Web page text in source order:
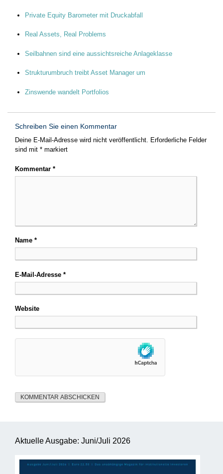
Private Equity Barometer mit Druckabfall
Real Assets, Real Problems
Seilbahnen sind eine aussichtsreiche Anlageklasse
Strukturumbruch treibt Asset Manager um
Zinswende wandelt Portfolios
Schreiben Sie einen Kommentar
Deine E-Mail-Adresse wird nicht veröffentlicht. Erforderliche Felder
sind mit * markiert
Kommentar *
Name *
E-Mail-Adresse *
Website
Aktuelle Ausgabe: Juni/Juli 2026